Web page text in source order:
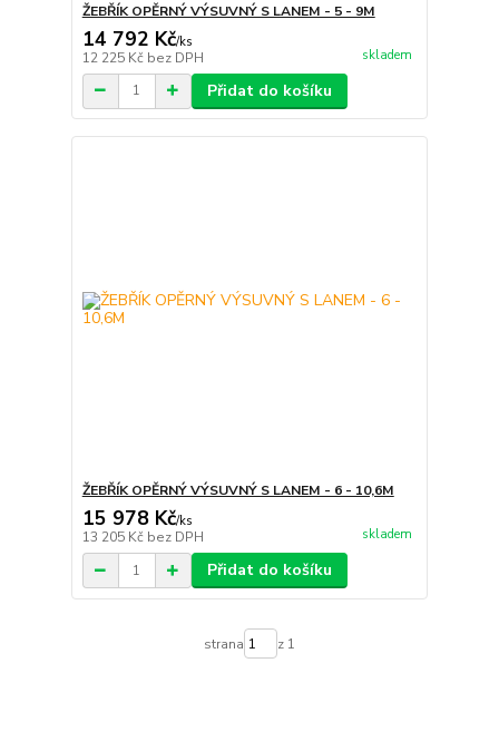
ŽEBŘÍK OPĚRNÝ VÝSUVNÝ S LANEM - 5 - 9M
14 792 Kč/ks
12 225 Kč bez DPH skladem
Přidat do košíku
ŽEBŘÍK OPĚRNÝ VÝSUVNÝ S LANEM - 6 - 10,6M
15 978 Kč/ks
13 205 Kč bez DPH skladem
Přidat do košíku
strana z 1